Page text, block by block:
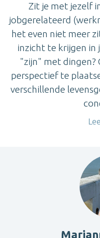
Zit je met jezelf
jobgerelateerd
het even niet meer
inzicht te krijgen in
"zijn" met dingen?
perspectief te
verschillende